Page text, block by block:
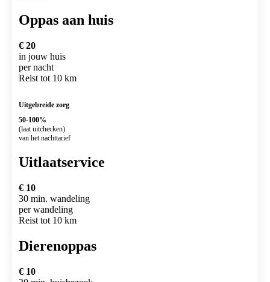
Oppas aan huis
€ 20
in jouw huis
per nacht
Reist tot 10 km
Uitgebreide zorg
50-100%
(laat uitchecken)
van het nachttarief
Uitlaatservice
€ 10
30 min. wandeling
per wandeling
Reist tot 10 km
Dierenoppas
€ 10